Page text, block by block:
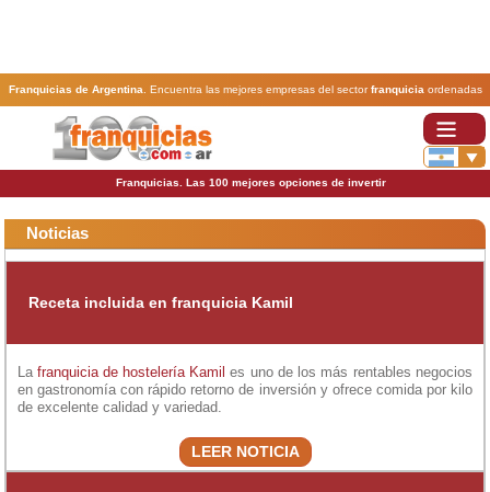
Franquicias de Argentina . Encuentra las mejores empresas del sectorfranquicia ordenadas
por actividad. En www.100franquicias.com.ar encontrarás las más rentables, baratas
Franquicias. Las 100 mejores opciones de invertir
Noticias
Receta incluida en franquicia Kamil
La franquicia de hostelería Kamil es uno de los más rentables negocios
en gastronomía con rápido retorno de inversión y ofrece comida por kilo
de excelente calidad y variedad.
LEER NOTICIA